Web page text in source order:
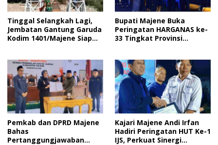
Tinggal Selangkah Lagi,
Jembatan Gantung Garuda
Kodim 1401/Majene Siap
Bupati Majene Buka
Peringatan HARGANAS ke-
33 Tingkat Provinsi
Keluarga
Pemkab dan DPRD Majene
Bahas
Pertanggungjawaban
Kajari Majene Andi Irfan
Hadiri Peringatan HUT Ke-1
IJS, Perkuat Sinergi